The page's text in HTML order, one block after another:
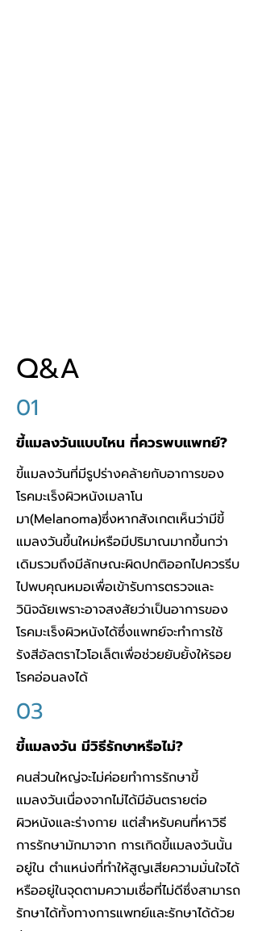
Q&A
01
ขี้แมลงวันแบบไหน ที่ควรพบแพทย์?
ขี้แมลงวันที่มีรูปร่างคล้ายกับอาการของ
โรคมะเร็งผิวหนังเมลาโน
มา(Melanoma)ซึ่งหากสังเกตเห็นว่ามีขี้
แมลงวันขึ้นใหม่หรือมีปริมาณมากขึ้นกว่า
เดิมรวมถึงมีลักษณะผิดปกติออกไปควรรีบ
ไปพบคุณหมอเพื่อเข้ารับการตรวจและ
วินิจฉัยเพราะอาจสงสัยว่าเป็นอาการของ
โรคมะเร็งผิวหนังได้ซึ่งแพทย์จะทำการใช้
รังสีอัลตราไวโอเล็ตเพื่อช่วยยับยั้งให้รอย
โรคอ่อนลงได้
03
ขี้แมลงวัน มีวิธีรักษาหรือไม่?
คนส่วนใหญ่จะไม่ค่อยทำการรักษาขี้
แมลงวันเนื่องจากไม่ได้มีอันตรายต่อ
ผิวหนังและร่างกาย แต่สำหรับคนที่หาวิธี
การรักษามักมาจาก การเกิดขี้แมลงวันนั้น
อยู่ใน ตำแหน่งที่ทำให้สูญเสียความมั่นใจได้
หรืออยู่ในจุดตามความเชื่อที่ไม่ดีซึ่งสามารถ
รักษาได้ทั้งทางการแพทย์และรักษาได้ด้วย